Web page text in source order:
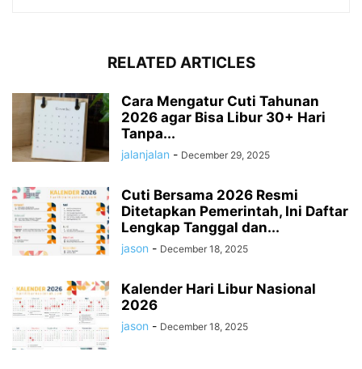
RELATED ARTICLES
Cara Mengatur Cuti Tahunan
2026 agar Bisa Libur 30+ Hari
Tanpa...
jalanjalan - December 29, 2025
Cuti Bersama 2026 Resmi
Ditetapkan Pemerintah, Ini Daftar
Lengkap Tanggal dan...
jason - December 18, 2025
Kalender Hari Libur Nasional
2026
jason - December 18, 2025